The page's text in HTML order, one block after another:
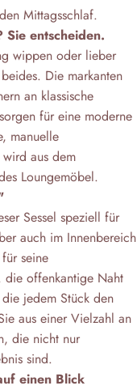
Mittagsschlaf.
entscheiden.
wippen oder lieber
Die markanten
an klassische
für eine moderne
manuelle
aus dem
Loungemöbel.
Sessel speziell für
auch im Innenbereich
seine
die offenkantige Naht
jedem Stück den
aus einer Vielzahl an
die nicht nur
sind.
einen Blick